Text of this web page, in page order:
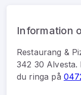
Information
Restaurang &
342 30 Alvesta.
du ringa på